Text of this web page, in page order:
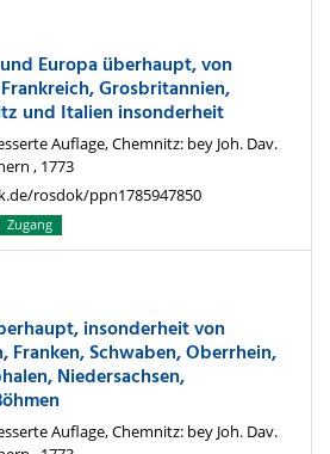
Europa überhaupt, von
Grosbritannien,
und Italien insonderheit
Auflage, Chemnitz: bey Joh. Dav.
, 1773
rosdok/ppn1785947850
Zugang
insonderheit von
Franken, Schwaben, Oberrhein,
Niedersachsen,
Auflage, Chemnitz: bey Joh. Dav.